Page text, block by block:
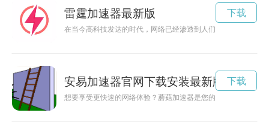
雷霆加速器最新版
在当今高科技发达的时代，网络已经渗透到人们生活的方方面
下载
安易加速器官网下载安装最新版
想要享受更快速的网络体验？蘑菇加速器是您的不二选择。本
下载